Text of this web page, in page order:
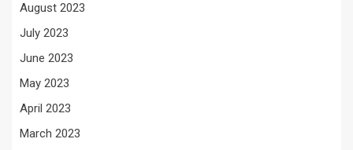
August 2023
July 2023
June 2023
May 2023
April 2023
March 2023